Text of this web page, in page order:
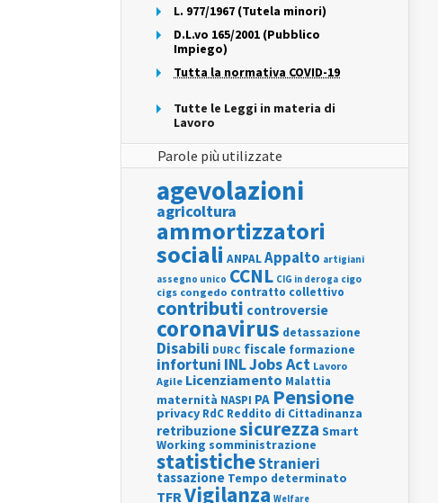
L. 977/1967 (Tutela minori)
D.L.vo 165/2001 (Pubblico
Impiego)
Tutta la normativa COVID-19
Tutte le Leggi in materia di
Lavoro
Parole più utilizzate
agevolazioni
agricoltura
ammortizzatori
sociali ANPALAppalto artigiani
assegno unico CCNL CIG in deroga cigo
cigs congedo contratto collettivo
contributi controversie
coronavirus detassazione
Disabili DURC fiscale formazione
infortuni INLJobs Act Lavoro
Agile Licenziamento Malattia
maternità NASPI PA Pensione
privacy RdC Reddito di Cittadinanza
retribuzionesicurezza Smart
Working somministrazione
statisticheStranieri
tassazione Tempo determinato
TFRVigilanza Welfare